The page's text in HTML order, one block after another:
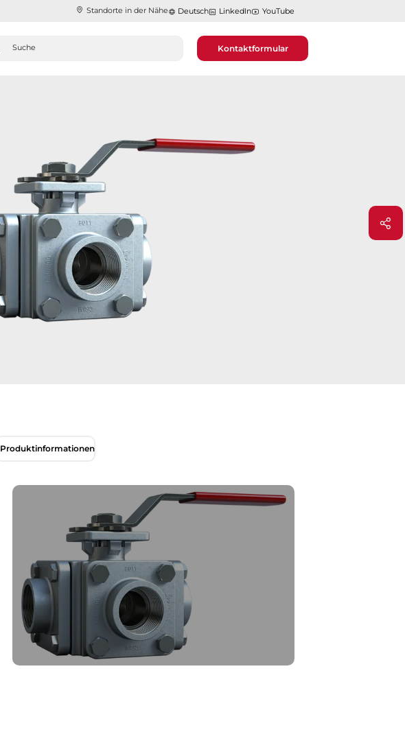
Standorte in der Nähe​​​​​​​ Deutsch LinkedIn YouTube
Kontaktformular
Produktinformationen​​​​​​​